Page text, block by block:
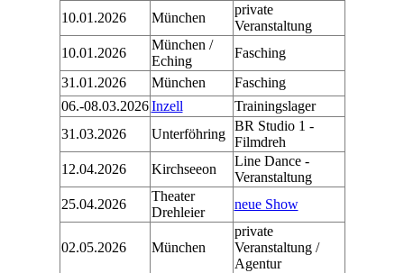
10.01.2026
München
private
Veranstaltung
10.01.2026
München /
Eching
Fasching
31.01.2026
München
Fasching
06.-08.03.2026 Inzell
Trainingslager
31.03.2026
Unterföhring
BR Studio 1 -
Filmdreh
12.04.2026
Kirchseeon
Line Dance -
Veranstaltung
25.04.2026
Theater
Drehleier
neue Show
02.05.2026 München
private
Veranstaltung /
Agentur